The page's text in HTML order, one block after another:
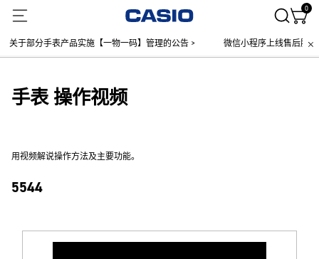
0
关于部分手表产品实施【一物一码】管理的公告 > 微信小程序上线售后服务
手表 操作视频
用视频解说操作方法及主要功能。
5544